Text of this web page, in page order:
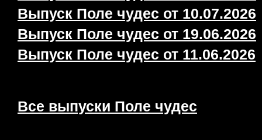
Выпуск Поле чудес от 10.07.2026
Выпуск Поле чудес от 19.06.2026
Выпуск Поле чудес от 11.06.2026
Все выпуски Поле чудес